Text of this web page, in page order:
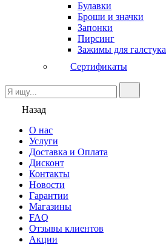
Булавки
Броши и значки
Запонки
Пирсинг
Зажимы для галстука
Сертификаты
Назад
О нас
Услуги
Доставка и Оплата
Дисконт
Контакты
Новости
Гарантии
Магазины
FAQ
Отзывы клиентов
Акции